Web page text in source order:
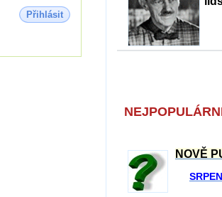
Přihlásit
NOVĚ